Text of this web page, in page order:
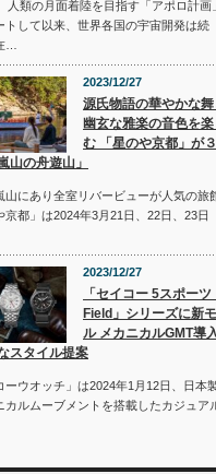
人類の月面着陸を目指す「アポロ計画」
トして以来、世界各国の宇宙開発は続
…
2023/12/27
源氏物語の華やかな舞
幽玄な雅楽の音色を楽
む 「星のや京都」が
山の舟遊山」
山にあり全室リバービューが人気の旅
京都」は2024年3月21日、22日、23日
2023/12/27
「セイコー 5スポーツ
Field」シリーズに新
ル メカニカルGMT導
スタイル提案
ーウオッチ」は2024年1月12日、日本
カルムーブメントを搭載したカジュア